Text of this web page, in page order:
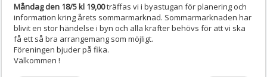
Måndag den 18/5 kl 19,00träffas vi i byastugan för planering och
information kring årets sommarmarknad. Sommarmarknaden har
blivit en stor händelse i byn och alla krafter behövs för att vi ska
få ett så bra arrangemang som möjligt.
Föreningen bjuder på fika.
Välkommen !